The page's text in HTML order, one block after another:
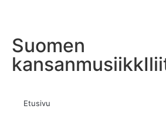
Suomen
Etusivu